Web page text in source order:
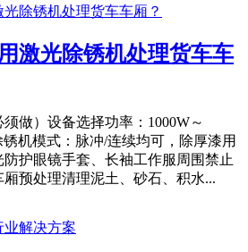
激光除锈机处理货车车
做）设备选择功率：1000W～
机模式：脉冲/连续均可，除厚漆用
护眼镜手套、长袖工作服周围禁止
预处理清理泥土、砂石、积水...